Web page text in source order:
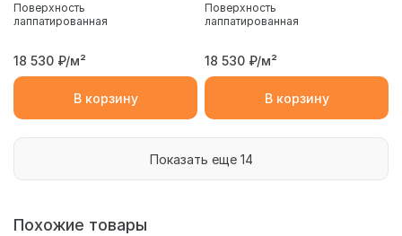
Поверхность
лаппатированная
18 530 ₽/м²
В корзину
Поверхность
лаппатированная
18 530 ₽/м²
В корзину
Показать еще 14
Похожие товары